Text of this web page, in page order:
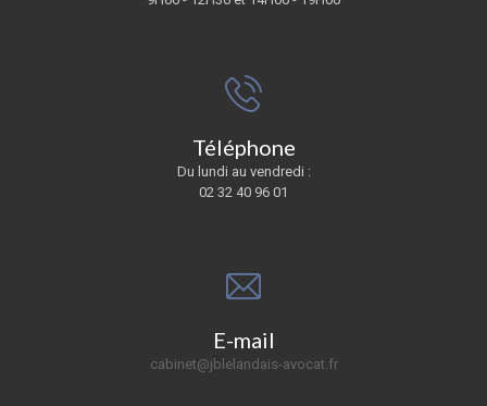
Téléphone
Du lundi au vendredi :
02 32 40 96 01
E-mail
cabinet@jblelandais-avocat.fr